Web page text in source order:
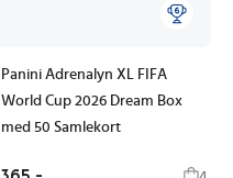
Panini Adrenalyn XL FIFA
World Cup 2026 Dream Box
med 50 Samlekort